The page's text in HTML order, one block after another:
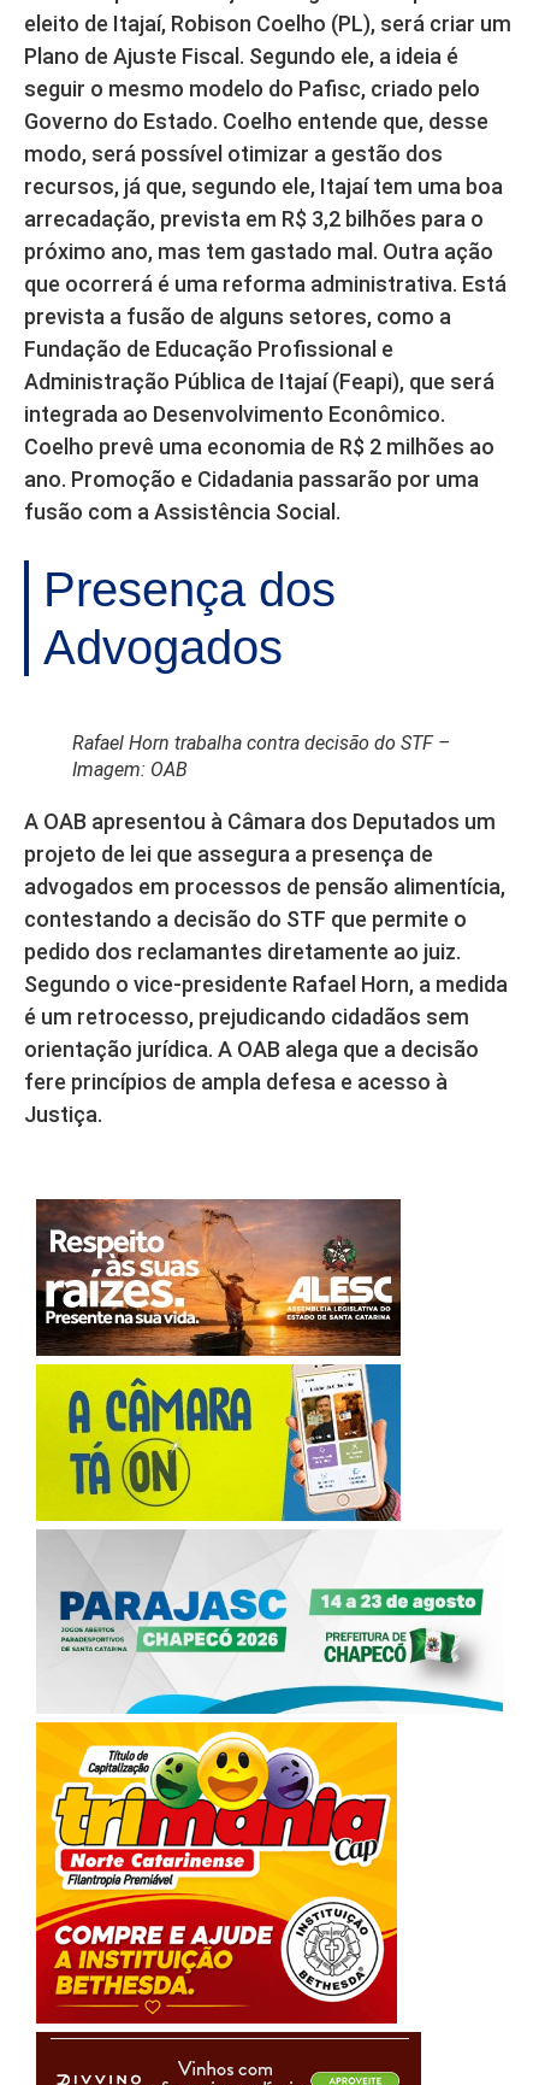
eleito de Itajaí, Robison Coelho (PL), será criar um
Plano de Ajuste Fiscal. Segundo ele, a ideia é
seguir o mesmo modelo do Pafisc, criado pelo
Governo do Estado. Coelho entende que, desse
modo, será possível otimizar a gestão dos
recursos, já que, segundo ele, Itajaí tem uma boa
arrecadação, prevista em R$ 3,2 bilhões para o
próximo ano, mas tem gastado mal. Outra ação
que ocorrerá é uma reforma administrativa. Está
prevista a fusão de alguns setores, como a
Fundação de Educação Profissional e
Administração Pública de Itajaí (Feapi), que será
integrada ao Desenvolvimento Econômico.
Coelho prevê uma economia de R$ 2 milhões ao
ano. Promoção e Cidadania passarão por uma
fusão com a Assistência Social.
Presença dos
Advogados
Rafael Horn trabalha contra decisão do STF –
Imagem: OAB
A OAB apresentou à Câmara dos Deputados um
projeto de lei que assegura a presença de
advogados em processos de pensão alimentícia,
contestando a decisão do STF que permite o
pedido dos reclamantes diretamente ao juiz.
Segundo o vice-presidente Rafael Horn, a medida
é um retrocesso, prejudicando cidadãos sem
orientação jurídica. A OAB alega que a decisão
fere princípios de ampla defesa e acesso à
Justiça.